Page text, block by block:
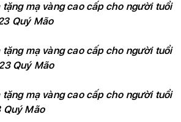
tặng mạ vàng cao cấp cho người tuổi
Quý Mão
tặng mạ vàng cao cấp cho người tuổi
Quý Mão
tặng mạ vàng cao cấp cho người tuổi
Quý Mão